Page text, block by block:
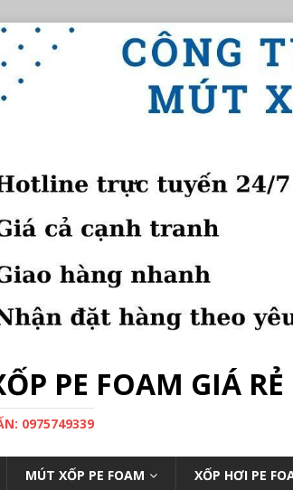
PE FOAM GIÁ RẺ
0975749339
MÚT XỐP PE FOAM XỐP HƠI PE